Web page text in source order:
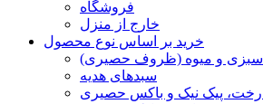
فروشگاه
خارج از منزل
خرید بر اساس نوع محصول
سبزی و میوه (ظروف حصیری)
سبدهای هدیه
پیک نیک و باکس حصیری